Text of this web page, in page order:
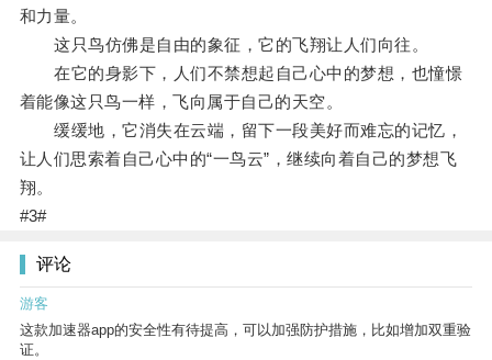
和力量。
这只鸟仿佛是自由的象征，它的飞翔让人们向往。
在它的身影下，人们不禁想起自己心中的梦想，也憧憬
着能像这只鸟一样，飞向属于自己的天空。
缓缓地，它消失在云端，留下一段美好而难忘的记忆，
让人们思索着自己心中的“一鸟云”，继续向着自己的梦想飞
翔。
#3#
评论
游客
这款加速器app的安全性有待提高，可以加强防护措施，比如增加双重验
证。